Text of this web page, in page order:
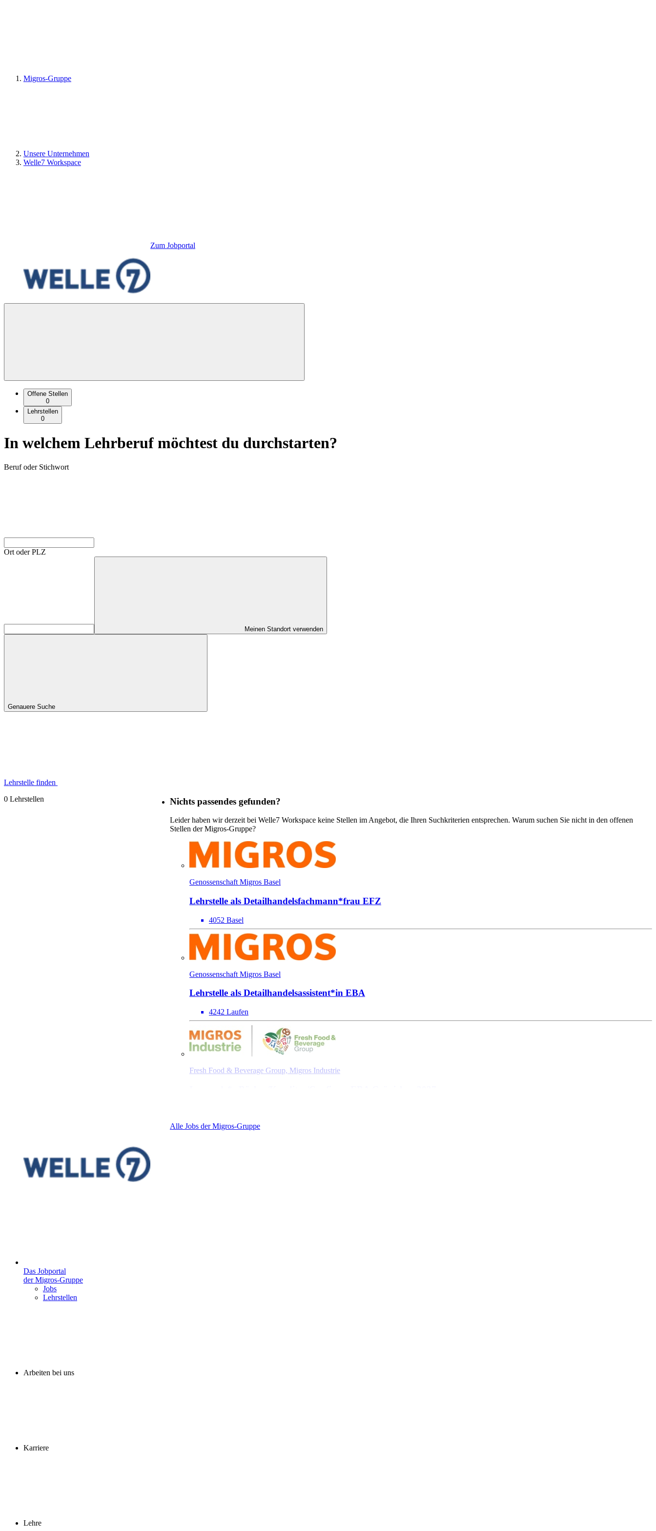
Migros-Gruppe
Unsere Unternehmen
Welle7 Workspace
Zum Jobportal
Offene Stellen
0
Lehrstellen
0
In welchem Lehrberuf möchtest du durchstarten?
Beruf oder Stichwort
Ort oder PLZ
Meinen Standort verwenden
Genauere Suche
Lehrstelle finden
0 Lehrstellen
Nichts passendes gefunden?
Leider haben wir derzeit bei Welle7 Workspace keine Stellen im Angebot, die Ihren Suchkriterien entsprechen. Warum suchen Sie nicht in den offenen
Stellen der Migros-Gruppe?
Genossenschaft Migros Basel
Lehrstelle als Detailhandels­fach­mann*​frau EFZ
4052 Basel
Genossenschaft Migros Basel
Lehrstelle als Detailhandels­assistent*​in EBA
4242 Laufen
Fresh Food & Beverage Group, Migros Industrie
Alle Jobs der Migros-Gruppe
Das Jobportal
der Migros-Gruppe
Jobs
Lehrstellen
Arbeiten bei uns
Karriere
Lehre